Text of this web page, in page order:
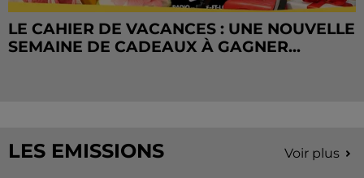
LE CAHIER DE VACANCES : UNE NOUVELLE
SEMAINE DE CADEAUX À GAGNER...
LES EMISSIONS Voir plus